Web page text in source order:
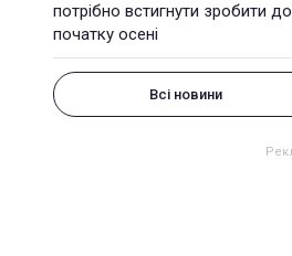
потрібно встигнути зробити до
початку осені
Всі новини